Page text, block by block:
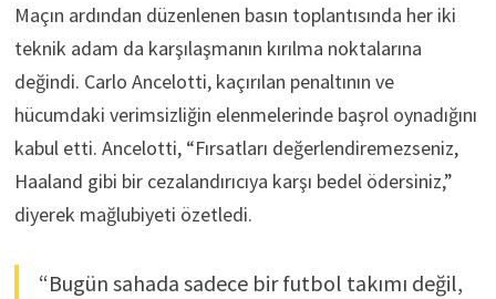
Maçın ardından düzenlenen basın toplantısında her iki
teknik adam da karşılaşmanın kırılma noktalarına
değindi. Carlo Ancelotti, kaçırılan penaltının ve
hücumdaki verimsizliğin elenmelerinde başrol oynadığını
kabul etti. Ancelotti, “Fırsatları değerlendiremezseniz,
Haaland gibi bir cezalandırıcıya karşı bedel ödersiniz,”
diyerek mağlubiyeti özetledi.
“Bugün sahada sadece bir futbol takımı değil,